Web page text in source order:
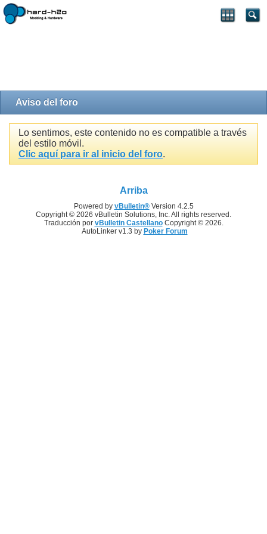
Aviso del foro
Lo sentimos, este contenido no es compatible a través
del estilo móvil.
Clic aquí para ir al inicio del foro.
Arriba
Powered by vBulletin®Version 4.2.5
Copyright © 2026 vBulletin Solutions, Inc. All rights reserved.
Traducción por vBulletin CastellanoCopyright © 2026.
AutoLinker v1.3 by Poker Forum